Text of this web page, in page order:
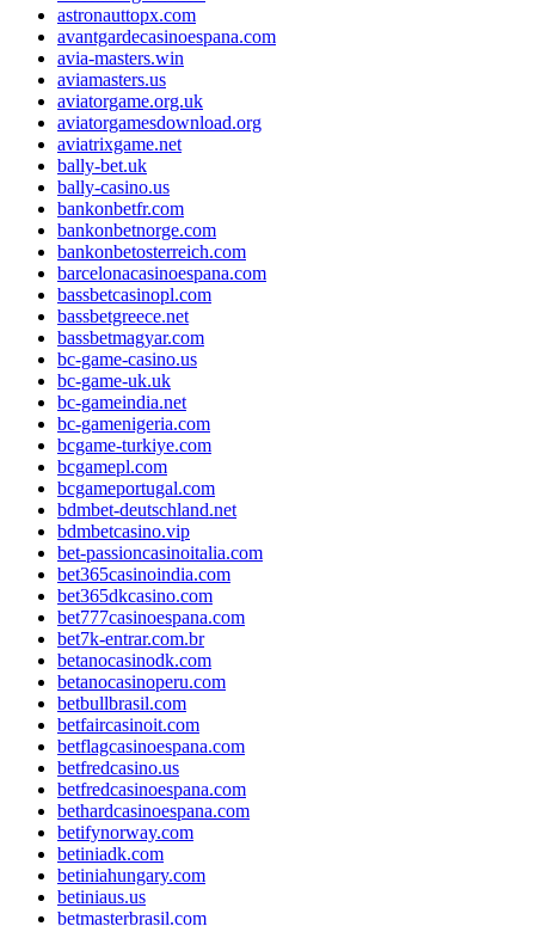
astronauttopx.com
avantgardecasinoespana.com
avia-masters.win
aviamasters.us
aviatorgame.org.uk
aviatorgamesdownload.org
aviatrixgame.net
bally-bet.uk
bally-casino.us
bankonbetfr.com
bankonbetnorge.com
bankonbetosterreich.com
barcelonacasinoespana.com
bassbetcasinopl.com
bassbetgreece.net
bassbetmagyar.com
bc-game-casino.us
bc-game-uk.uk
bc-gameindia.net
bc-gamenigeria.com
bcgame-turkiye.com
bcgamepl.com
bcgameportugal.com
bdmbet-deutschland.net
bdmbetcasino.vip
bet-passioncasinoitalia.com
bet365casinoindia.com
bet365dkcasino.com
bet777casinoespana.com
bet7k-entrar.com.br
betanocasinodk.com
betanocasinoperu.com
betbullbrasil.com
betfaircasinoit.com
betflagcasinoespana.com
betfredcasino.us
betfredcasinoespana.com
bethardcasinoespana.com
betifynorway.com
betiniadk.com
betiniahungary.com
betiniaus.us
betmasterbrasil.com